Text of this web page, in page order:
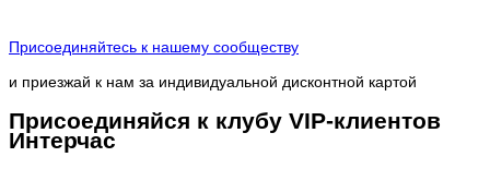
Присоединяйтесь к нашему сообществу
и приезжай к нам за индивидуальной дисконтной картой
Присоединяйся к клубу VIP-клиентов
Интерчас